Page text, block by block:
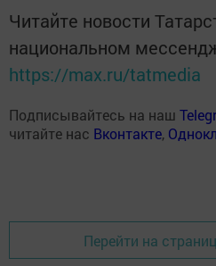
Читайте новости
национальном
https://max.ru/tatmedia
Подписывайтесь на наш
читайте нас Вконтакте,
Перейти на